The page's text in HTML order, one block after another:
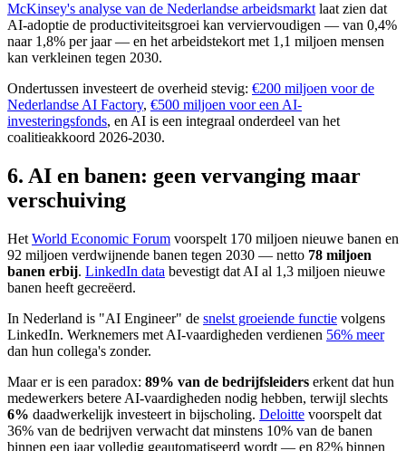
McKinsey's analyse van de Nederlandse arbeidsmarkt laat zien dat
AI-adoptie de productiviteitsgroei kan verviervoudigen — van 0,4%
naar 1,8% per jaar — en het arbeidstekort met 1,1 miljoen mensen
kan verkleinen tegen 2030.
Ondertussen investeert de overheid stevig: €200 miljoen voor de
Nederlandse AI Factory, €500 miljoen voor een AI-
investeringsfonds, en AI is een integraal onderdeel van het
coalitieakkoord 2026-2030.
6. AI en banen: geen vervanging maar
verschuiving
Het World Economic Forum voorspelt 170 miljoen nieuwe banen en
92 miljoen verdwijnende banen tegen 2030 — netto 78 miljoen
banen erbij. LinkedIn data bevestigt dat AI al 1,3 miljoen nieuwe
banen heeft gecreëerd.
In Nederland is "AI Engineer" de snelst groeiende functie volgens
LinkedIn. Werknemers met AI-vaardigheden verdienen 56% meer
dan hun collega's zonder.
Maar er is een paradox: 89% van de bedrijfsleiders erkent dat hun
medewerkers betere AI-vaardigheden nodig hebben, terwijl slechts
6% daadwerkelijk investeert in bijscholing. Deloitte voorspelt dat
36% van de bedrijven verwacht dat minstens 10% van de banen
binnen een jaar volledig geautomatiseerd wordt — en 82% binnen